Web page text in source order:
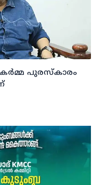
പുരസ്‌കാരം